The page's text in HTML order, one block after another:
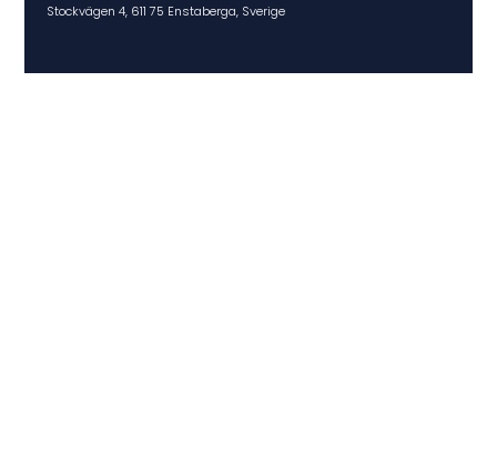
Stockvägen 4, 611 75 Enstaberga, Sverige